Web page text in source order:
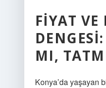
FIYAT VE
MI,
Konya’da yaşayan